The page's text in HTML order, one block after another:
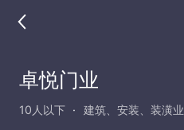
卓悦门业
10人以下 建筑、安装、装潢业